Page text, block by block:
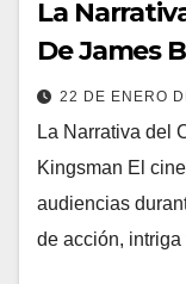
La
De James
22 DE ENERO
La Narrativa del
Kingsman El
audiencias
de acción,